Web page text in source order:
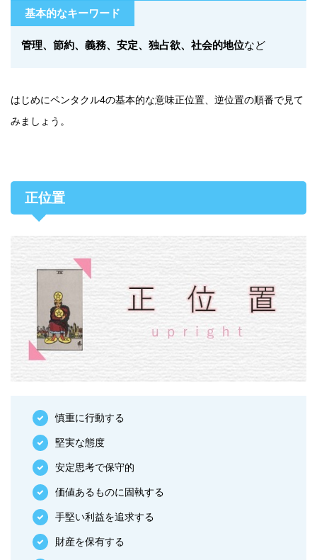
基本的なキーワード
管理、節約、義務、安定、独占欲、社会的地位など
はじめにペンタクル4の基本的な意味正位置、逆位置の順番で見て
みましょう。
正位置
慎重に行動する
堅実な態度
安定思考で保守的
価値あるものに固執する
手堅い利益を追求する
財産を保有する